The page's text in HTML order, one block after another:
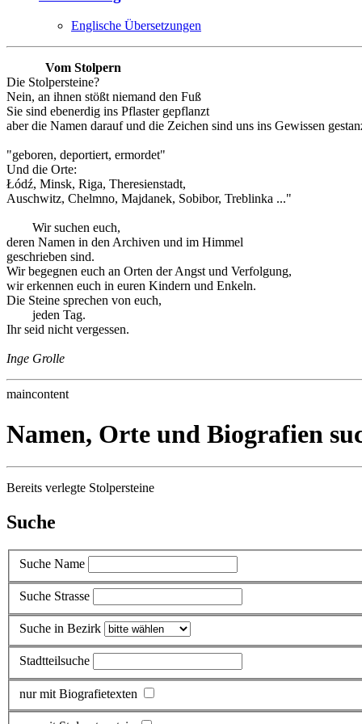
Englische Übersetzungen
Vom Stolpern
Die Stolpersteine?
Nein, an ihnen stößt niemand den Fuß
Sie sind ebenerdig ins Pflaster gepflanzt
aber die Namen darauf und die Zeichen sind uns ins Gewissen
"geboren, deportiert, ermordet"
Und die Orte:
Łódź, Minsk, Riga, Theresienstadt,
Auschwitz, Chelmno, Majdanek, Sobibor, Treblinka ..."
Wir suchen euch,
deren Namen in den Archiven und im Himmel
geschrieben sind.
Wir begegnen euch an Orten der Angst und Verfolgung,
wir erkennen euch in euren Kindern und Enkeln.
Die Steine sprechen von euch,
jeden Tag.
Ihr seid nicht vergessen.
Inge Grolle
maincontent
Namen, Orte und Biografien
Bereits verlegte Stolpersteine
Suche
Suche Name
Suche Strasse
Suche in Bezirk
Stadtteilsuche
nur mit Biografietexten